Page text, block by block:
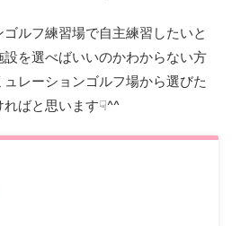
ルフ練習場で自主練習したいと
を選べばいいのかわからない方
レーションゴルフ場から選びた
ばと思います☟^^